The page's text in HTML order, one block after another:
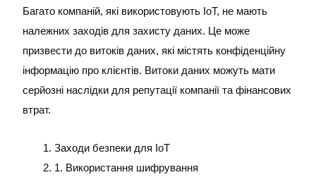
Багато компаній, які використовують IoT, не мають
належних заходів для захисту даних. Це може
призвести до витоків даних, які містять конфіденційну
інформацію про клієнтів. Витоки даних можуть мати
серйозні наслідки для репутації компанії та фінансових
втрат.
Заходи безпеки для IoT
1. Використання шифрування